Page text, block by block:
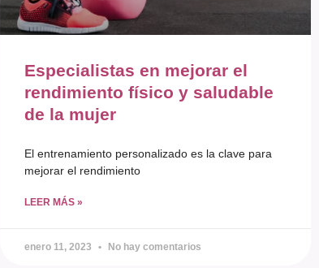
Especialistas en mejorar el
rendimiento físico y saludable
de la mujer
El entrenamiento personalizado es la clave para
mejorar el rendimiento
LEER MÁS »
enero 11, 2023 No hay comentarios